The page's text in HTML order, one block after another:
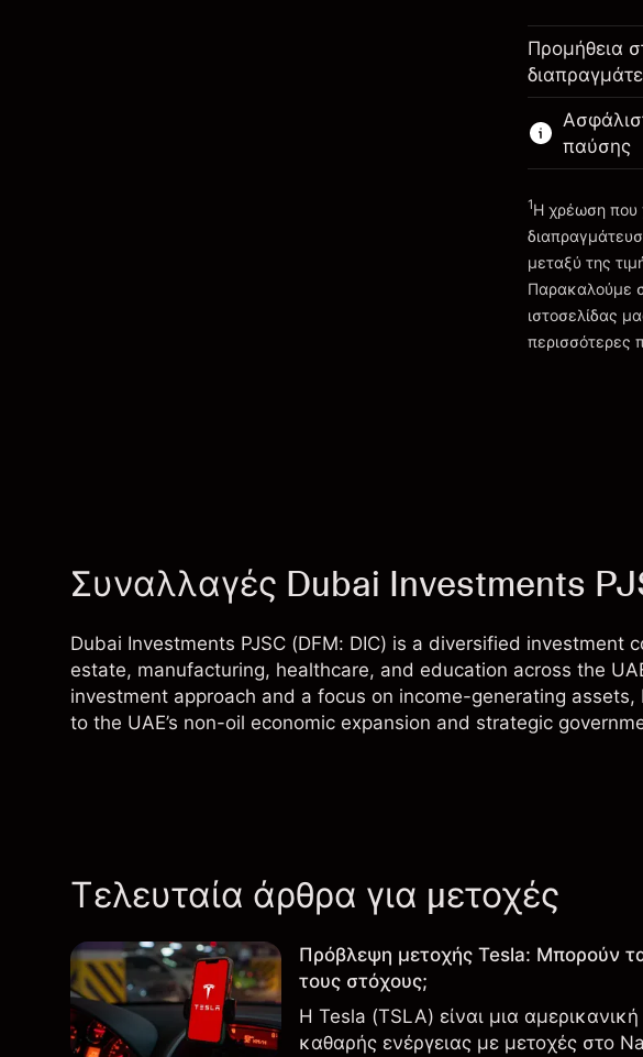
αξία
Μέγεθος
~AED
Προμήθεια
παύσης
1Η χρέωση που
μεταξύ της
Παρακαλούμε
ιστοσελίδας
περισσότερες
Συναλλαγές Dubai Investments
Dubai Investments PJSC (DFM: DIC) is a diversified investment
estate, manufacturing, healthcare, and education across the
investment approach and a focus on income-generating
to the UAE’s non-oil economic expansion and strategic
Τελευταία άρθρα για μετοχές
Πρόβλεψη μετοχής Tesla: Μπορούν
τους στόχους;
Η Tesla (TSLA) είναι μια
καθαρής ενέργειας με μετοχές στο